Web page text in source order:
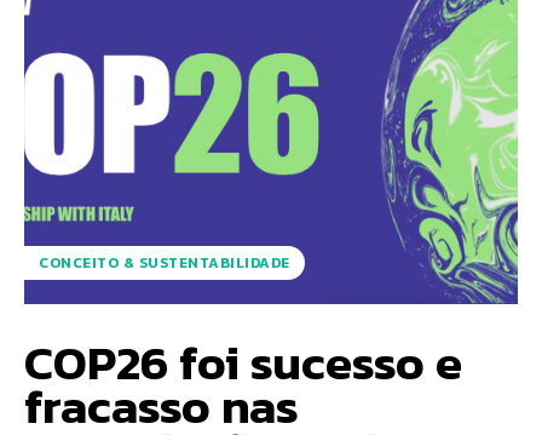
CONCEITO & SUSTENTABILIDADE
COP26 foi sucesso e
fracasso nas